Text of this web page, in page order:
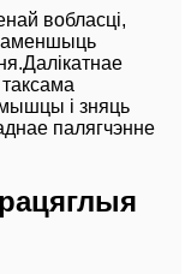
вобласці,
і зняць
палягчэнне